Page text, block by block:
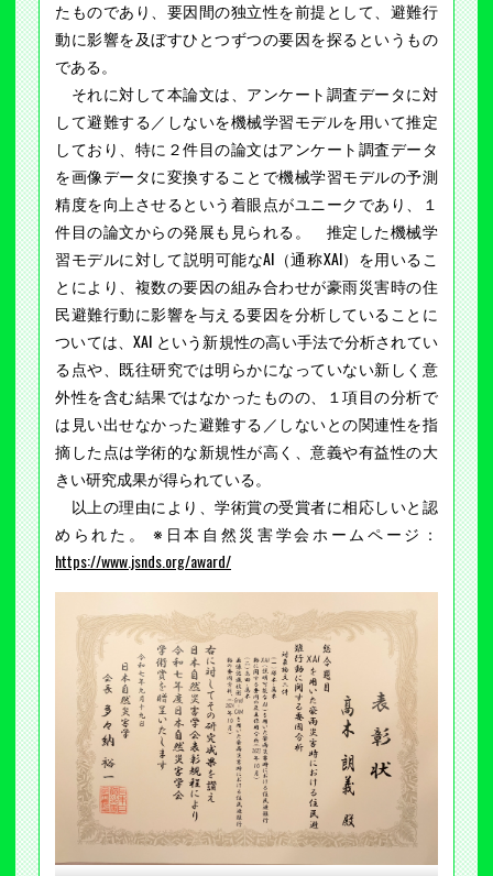
たものであり、要因間の独立性を前提として、避難行
動に影響を及ぼすひとつずつの要因を探るというもの
である。
それに対して本論文は、アンケート調査データに対
して避難する／しないを機械学習モデルを用いて推定
しており、特に２件目の論文はアンケート調査データ
を画像データに変換することで機械学習モデルの予測
精度を向上させるという着眼点がユニークであり、１
件目の論文からの発展も見られる。 推定した機械学
習モデルに対して説明可能なAI（通称XAI）を用いるこ
とにより、複数の要因の組み合わせが豪雨災害時の住
民避難行動に影響を与える要因を分析していることに
ついては、XAI という新規性の高い手法で分析されてい
る点や、既往研究では明らかになっていない新しく意
外性を含む結果ではなかったものの、１項目の分析で
は見い出せなかった避難する／しないとの関連性を指
摘した点は学術的な新規性が高く、意義や有益性の大
きい研究成果が得られている。
以上の理由により、学術賞の受賞者に相応しいと認
められた。 ※日本自然災害学会ホームページ：
https://www.jsnds.org/award/